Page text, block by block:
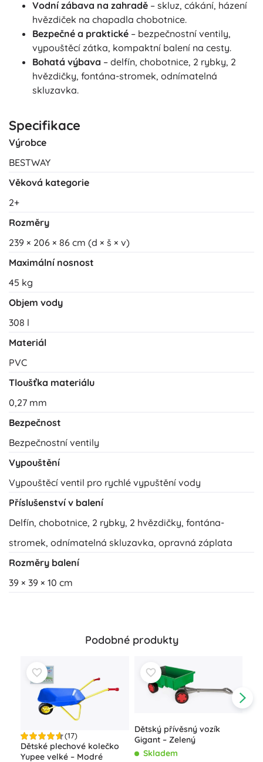
Vodní zábava na zahradě – skluz, cákání, házení
hvězdiček na chapadla chobotnice.
Bezpečné a praktické – bezpečnostní ventily,
vypouštěcí zátka, kompaktní balení na cesty.
Bohatá výbava – delfín, chobotnice, 2 rybky, 2
hvězdičky, fontána-stromek, odnímatelná
skluzavka.
Specifikace
Výrobce
BESTWAY
Věková kategorie
2+
Rozměry
239 × 206 × 86 cm (d × š × v)
Maximální nosnost
45 kg
Objem vody
308 l
Materiál
PVC
Tloušťka materiálu
0,27 mm
Bezpečnost
Bezpečnostní ventily
Vypouštění
Vypouštěcí ventil pro rychlé vypuštění vody
Příslušenství v balení
Delfín, chobotnice, 2 rybky, 2 hvězdičky, fontána-
stromek, odnímatelná skluzavka, opravná záplata
Rozměry balení
39 × 39 × 10 cm
Podobné produkty
(17)
Dětské plechové kolečko
Yupee velké – Modré
Dětský přívěsný vozík
Gigant – Zelený
Skladem